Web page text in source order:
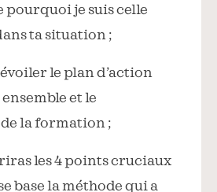
je suis celle
ta situation ;
le plan d’action
et le
la formation ;
les 4 points cruciaux
base la méthode qui a